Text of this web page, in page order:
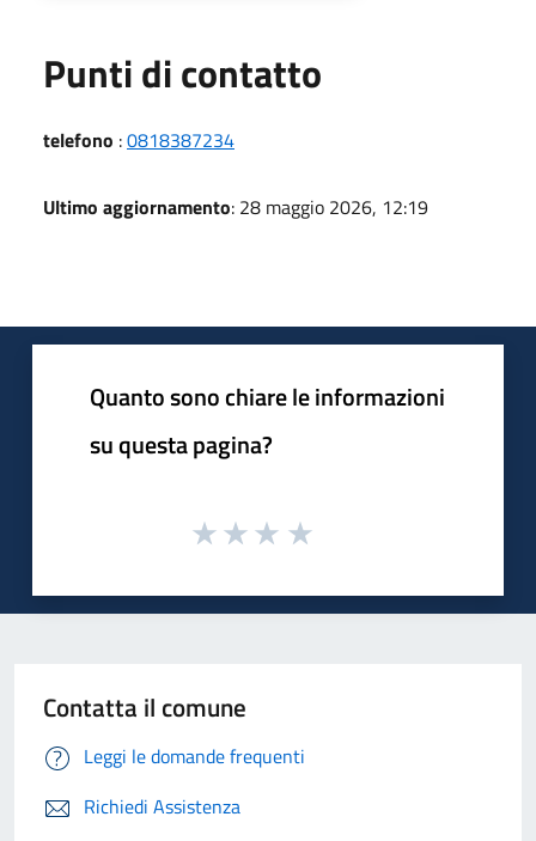
Punti di contatto
telefono :0818387234
Ultimo aggiornamento: 28 maggio 2026, 12:19
Quanto sono chiare le informazioni
su questa pagina?
Contatta il comune
Leggi le domande frequenti
Richiedi Assistenza